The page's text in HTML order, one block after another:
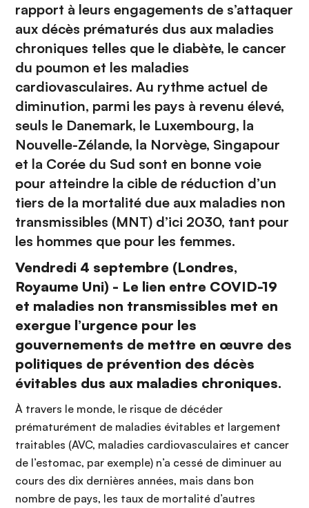
rapport à leurs engagements de s’attaquer
aux décès prématurés dus aux maladies
chroniques telles que le diabète, le cancer
du poumon et les maladies
cardiovasculaires. Au rythme actuel de
diminution, parmi les pays à revenu élevé,
seuls le Danemark, le Luxembourg, la
Nouvelle-Zélande, la Norvège, Singapour
et la Corée du Sud sont en bonne voie
pour atteindre la cible de réduction d’un
tiers de la mortalité due aux maladies non
transmissibles (MNT) d’ici 2030, tant pour
les hommes que pour les femmes.
Vendredi 4 septembre (Londres,
Royaume Uni) - Le lien entre COVID-19
et maladies non transmissibles met en
exergue l’urgence pour les
gouvernements de mettre en œuvre des
politiques de prévention des décès
évitables dus aux maladies chroniques.
À travers le monde, le risque de décéder
prématurément de maladies évitables et largement
traitables (AVC, maladies cardiovasculaires et cancer
de l’estomac, par exemple) n’a cessé de diminuer au
cours des dix dernières années, mais dans bon
nombre de pays, les taux de mortalité d’autres